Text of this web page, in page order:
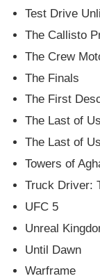
Test Drive
The Callisto
The Crew
The Finals
The First
The Last of
The Last of
Towers of
Truck Driver:
UFC 5
Unreal
Until Dawn
Warframe